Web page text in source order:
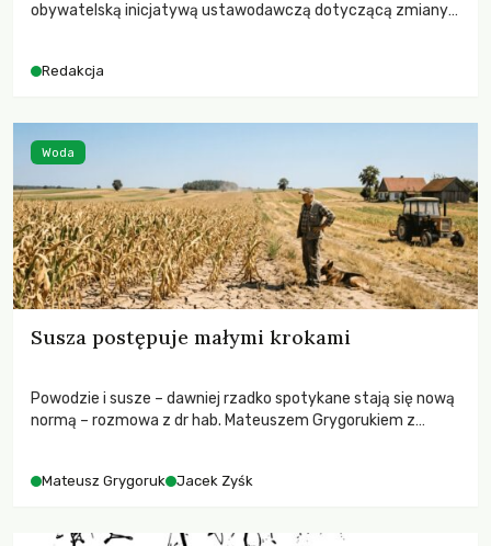
obywatelską inicjatywą ustawodawczą dotyczącą zmiany
niezwykle korzystne rozwiązania dla przyrody i zwierząt,
funkcjonowania łowiectwa w Polsce.
Redakcja
Susza postępuje małymi krokami
Powodzie i susze – dawniej rzadko spotykane stają się nową
normą – rozmowa z dr hab. Mateuszem Grygorukiem z
Mateusz Grygoruk Jacek Zyśk
Woda